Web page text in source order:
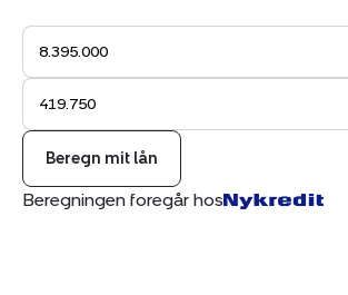
Beregn mit lån
Beregningen foregår hos